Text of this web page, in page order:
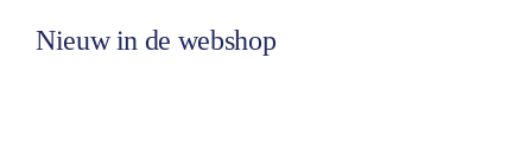
Nieuw in de webshop